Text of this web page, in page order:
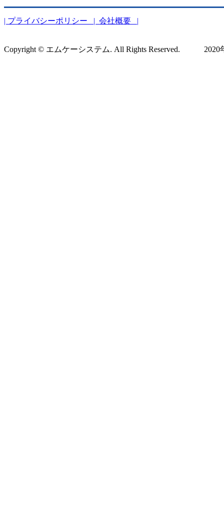
| プライバシーポリシー | 会社概要 |
Copyright © エムケーシステム. All Rights Reserved. 2020